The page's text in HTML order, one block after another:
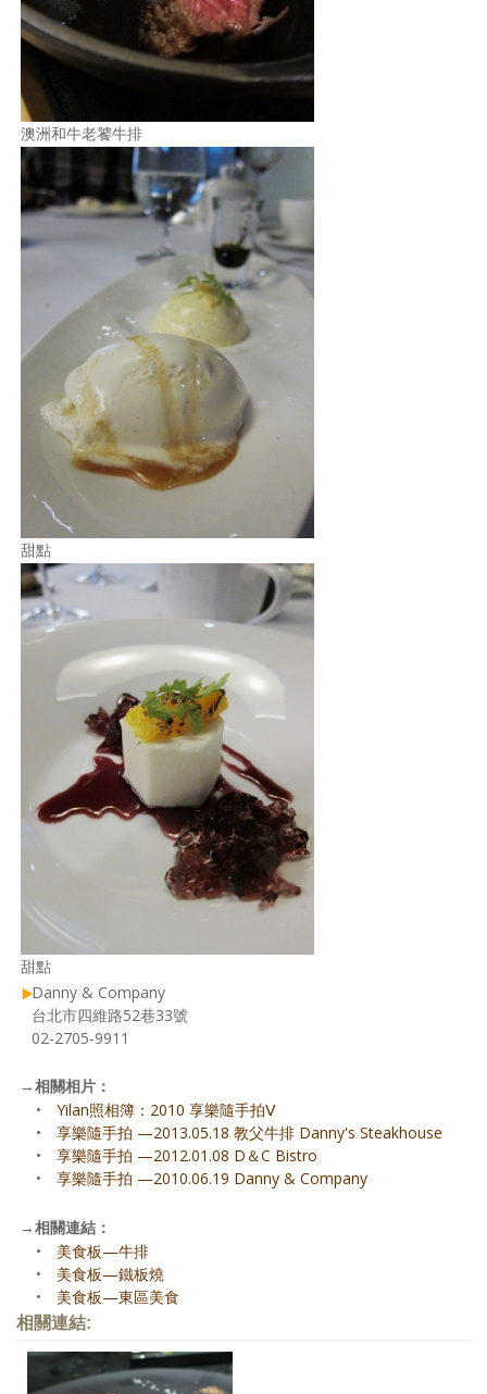
澳洲和牛老饕牛排
甜點
甜點
Danny & Company
台北市四維路52巷33號
02-2705-9911
→相關相片：
•
Yilan照相簿：2010 享樂隨手拍Ⅴ
•
享樂隨手拍 —2013.05.18 教父牛排 Danny's Steakhouse
•
享樂隨手拍 —2012.01.08 D＆C Bistro
•
享樂隨手拍 —2010.06.19 Danny & Company
→相關連結：
•
美食板—牛排
•
美食板—鐵板燒
•
美食板—東區美食
相關連結: